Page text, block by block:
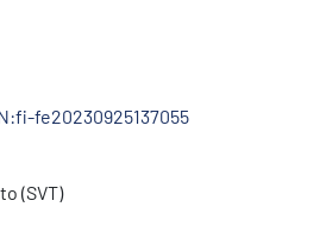
fe20230925137055
(SVT)